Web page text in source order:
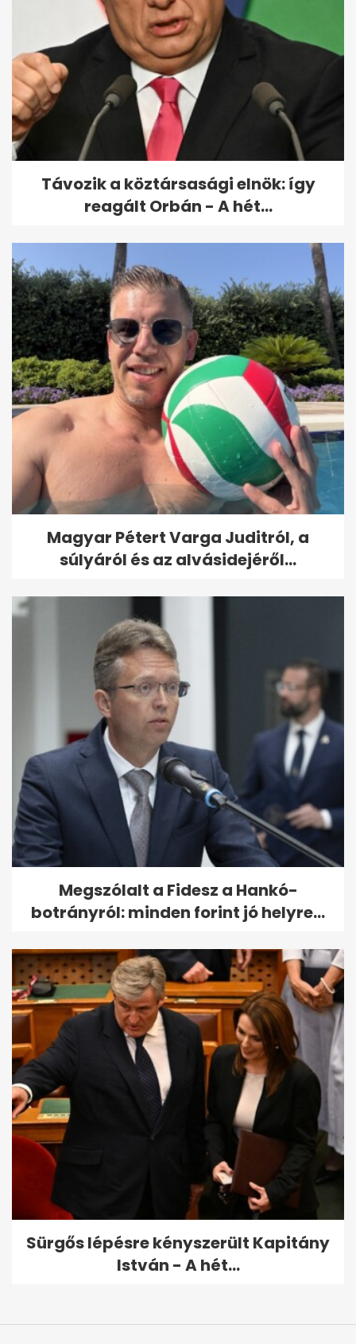
Kárpátaljai énekesnő váltja
Csobot Adélt az X-
Faktorban,...
Távozik a köztársasági elnök: így
reagált Orbán - A hét...
Magyar Pétert Varga Juditról, a
súlyáról és az alvásidejéről...
Megszólalt a Fidesz a Hankó-
botrányról: minden forint jó helyre...
Sürgős lépésre kényszerült Kapitány
István - A hét...